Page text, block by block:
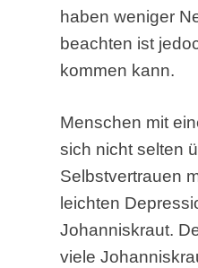
haben weniger
beachten ist
kommen kann.
Menschen mit
sich nicht selten
Selbstvertrauen
leichten
Johanniskraut.
viele